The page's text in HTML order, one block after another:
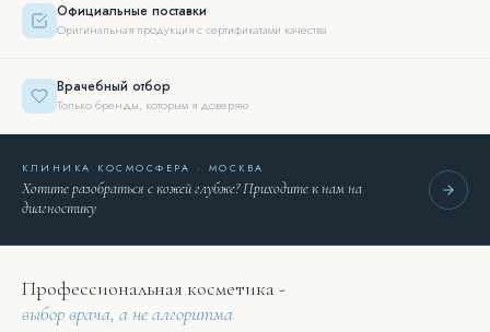
Официальные поставки
Оригинальная продукция с сертификатами качества
Врачебный отбор
Только бренды, которым я доверяю
КЛИНИКА КОСМОСФЕРА · МОСКВА
Хотите разобраться с кожей глубже? Приходите к нам на
диагностику
Профессиональная косметика -
выбор врача, а не алгоритма